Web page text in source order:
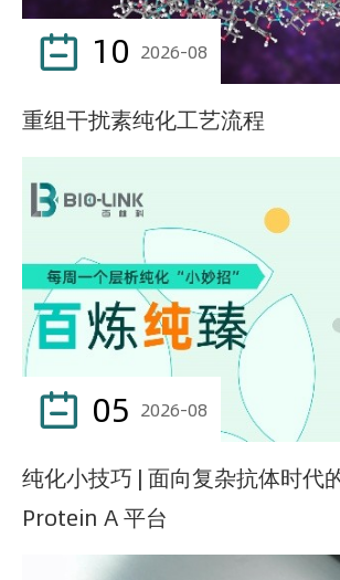
 10 2026-08
重组干扰素纯化工艺流程
 05 2026-08
纯化小技巧 | 面向复杂抗体时代
Protein A 平台